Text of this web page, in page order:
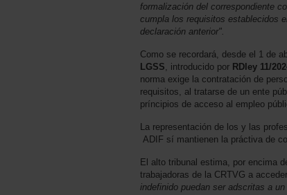
formalización del correspondiente
cumpla los requisitos establecidos
declaración anterior".
Como se recordará, desde el 1 de
LGSS, introducido por RDley 11/
norma exige la contratación de
requisitos, al tratarse de un ente
príncipios de acceso al empleo
La representación de los y las
ADIF sí mantienen la práctiva de
El alto tribunal estima, por encima
trabajadoras de la CRTVG a
indefinido puedan ser adscritas a